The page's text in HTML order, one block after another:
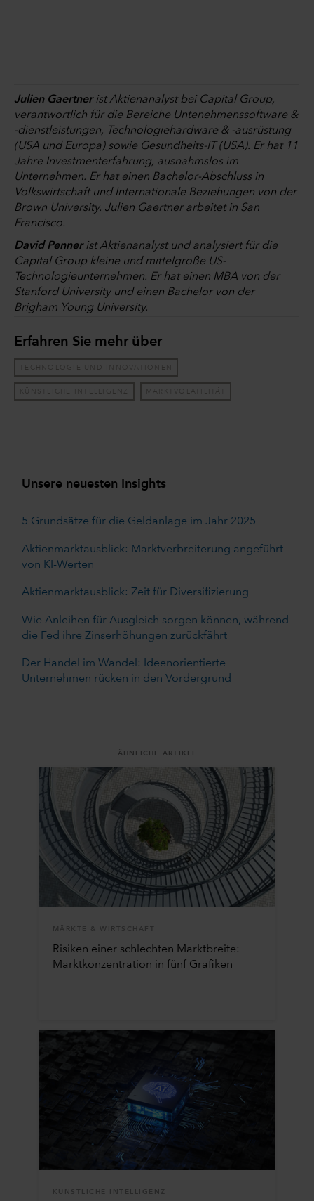
Julien Gaertnerist Aktienanalyst bei Capital Group,
verantwortlich für die Bereiche Untenehmenssoftware &
-dienstleistungen, Technologiehardware & -ausrüstung
(USA und Europa) sowie Gesundheits-IT (USA). Er hat 11
Jahre Investmenterfahrung, ausnahmslos im
Unternehmen. Er hat einen Bachelor-Abschluss in
Volkswirtschaft und Internationale Beziehungen von der
Brown University. Julien Gaertner arbeitet in San
Francisco.
David Pennerist Aktienanalyst und analysiert für die
Capital Group kleine und mittelgroße US-
Technologieunternehmen. Er hat einen MBA von der
Stanford University und einen Bachelor von der
Brigham Young University.
Erfahren Sie mehr über
TECHNOLOGIE UND INNOVATIONEN
KÜNSTLICHE INTELLIGENZ MARKTVOLATILITÄT
Unsere neuesten Insights
5 Grundsätze für die Geldanlage im Jahr 2025
Aktienmarktausblick: Marktverbreiterung angeführt
von KI-Werten
Aktienmarktausblick: Zeit für Diversifizierung
Wie Anleihen für Ausgleich sorgen können, während
die Fed ihre Zinserhöhungen zurückfährt
Der Handel im Wandel: Ideenorientierte
Unternehmen rücken in den Vordergrund
ÄHNLICHE ARTIKEL
MÄRKTE & WIRTSCHAFT
Risiken einer schlechten Marktbreite:
Marktkonzentration in fünf Grafiken
KÜNSTLICHE INTELLIGENZ